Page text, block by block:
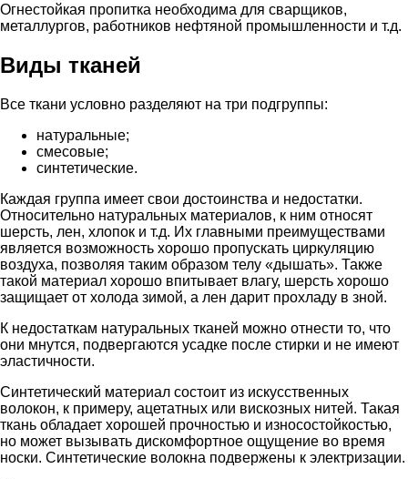
Огнестойкая пропитка необходима для сварщиков,
металлургов, работников нефтяной промышленности и т.д.
Виды тканей
Все ткани условно разделяют на три подгруппы:
натуральные;
смесовые;
синтетические.
Каждая группа имеет свои достоинства и недостатки.
Относительно натуральных материалов, к ним относят
шерсть, лен, хлопок и т.д. Их главными преимуществами
является возможность хорошо пропускать циркуляцию
воздуха, позволяя таким образом телу «дышать». Также
такой материал хорошо впитывает влагу, шерсть хорошо
защищает от холода зимой, а лен дарит прохладу в зной.
К недостаткам натуральных тканей можно отнести то, что
они мнутся, подвергаются усадке после стирки и не имеют
эластичности.
Синтетический материал состоит из искусственных
волокон, к примеру, ацетатных или вискозных нитей. Такая
ткань обладает хорошей прочностью и износостойкостью,
но может вызывать дискомфортное ощущение во время
носки. Синтетические волокна подвержены к электризации.